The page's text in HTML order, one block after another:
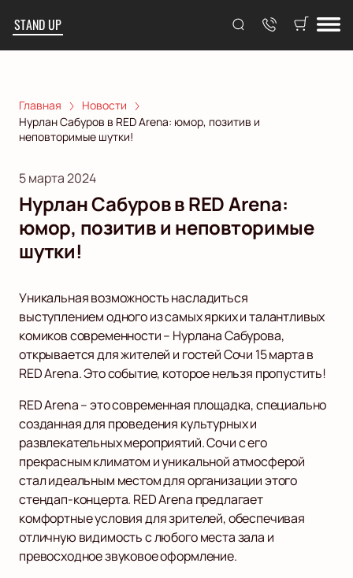
STAND UP
Главная
Новости
Нурлан Сабуров в RED Arena: юмор, позитив и
неповторимые шутки!
5 марта 2024
Нурлан Сабуров в RED Arena:
юмор, позитив и неповторимые
шутки!
Уникальная возможность насладиться
выступлением одного из самых ярких и талантливых
комиков современности – Нурлана Сабурова,
открывается для жителей и гостей Сочи 15 марта в
RED Arena. Это событие, которое нельзя пропустить!
RED Arena – это современная площадка, специально
созданная для проведения культурных и
развлекательных мероприятий. Сочи с его
прекрасным климатом и уникальной атмосферой
стал идеальным местом для организации этого
стендап-концерта. RED Arena предлагает
комфортные условия для зрителей, обеспечивая
отличную видимость с любого места зала и
превосходное звуковое оформление.